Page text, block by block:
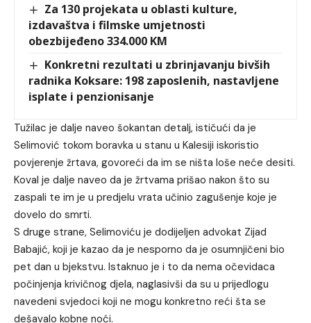
Za 130 projekata u oblasti kulture,
izdavaštva i filmske umjetnosti
obezbijeđeno 334.000 KM
Konkretni rezultati u zbrinjavanju bivših
radnika Koksare: 198 zaposlenih, nastavljene
isplate i penzionisanje
Tužilac je dalje naveo šokantan detalj, ističući da je
Selimović tokom boravka u stanu u Kalesiji iskoristio
povjerenje žrtava, govoreći da im se ništa loše neće desiti.
Koval je dalje naveo da je žrtvama prišao nakon što su
zaspali te im je u predjelu vrata učinio zagušenje koje je
dovelo do smrti.
S druge strane, Selimoviću je dodijeljen advokat Zijad
Babajić, koji je kazao da je nesporno da je osumnjičeni bio
pet dan u bjekstvu. Istaknuo je i to da nema očevidaca
počinjenja krivičnog djela, naglasivši da su u prijedlogu
navedeni svjedoci koji ne mogu konkretno reći šta se
dešavalo kobne noći.